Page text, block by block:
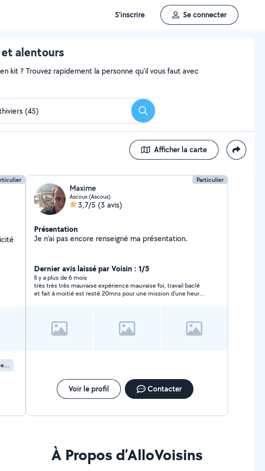
S'inscrire Se connecter
alentours
kit ? Trouvez rapidement la personne qu'il vous faut avec
Rechercher
Afficher la carte
Montage de meuble de cuisine en kit
Particulier
Maxime
Ascoux (Ascoux)
3,7/5 (3 avis)
Présentation
Je n'ai pas encore renseigné ma présentation.
Dernier avis laissé par Voisin : 1/5
Il y a plus de 6 mois
très très très mauvaise expérience mauvaise foi, travail baclé
et fait à moitié est resté 20mns pour une mission d'une heure
Voir le profil Contacter
À Propos d’AlloVoisins